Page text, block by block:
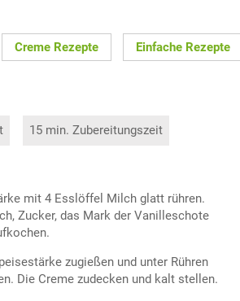
Creme Rezepte Einfache Rezepte
15 min. Zubereitungszeit
mit 4 Esslöffel Milch glatt rühren.
Zucker, das Mark der Vanilleschote
zugießen und unter Rühren
Die Creme zudecken und kalt stellen.